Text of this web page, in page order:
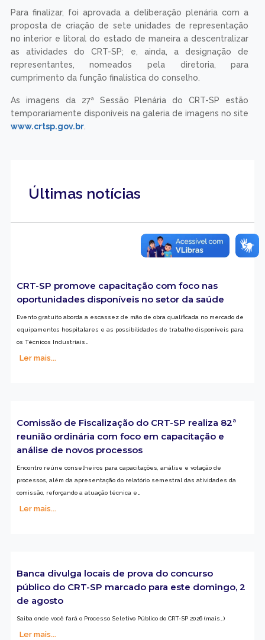
Para finalizar, foi aprovada a deliberação plenária com a
proposta de criação de sete unidades de representação
no interior e litoral do estado de maneira a descentralizar
as atividades do CRT-SP; e, ainda, a designação de
representantes, nomeados pela diretoria, para
cumprimento da função finalística do conselho.
As imagens da 27ª Sessão Plenária do CRT-SP estão
temporariamente disponíveis na galeria de imagens no site
www.crtsp.gov.br.
Últimas notícias
CRT-SP promove capacitação com foco nas
oportunidades disponíveis no setor da saúde
Evento gratuito aborda a escassez de mão de obra qualificada no mercado de
equipamentos hospitalares e as possibilidades de trabalho disponíveis para
os Técnicos Industriais…
Ler mais...
Comissão de Fiscalização do CRT-SP realiza 82ª
reunião ordinária com foco em capacitação e
análise de novos processos
Encontro reúne conselheiros para capacitações, análise e votação de
processos, além da apresentação do relatório semestral das atividades da
comissão, reforçando a atuação técnica e…
Ler mais...
Banca divulga locais de prova do concurso
público do CRT-SP marcado para este domingo, 2
de agosto
Saiba onde você fará o Processo Seletivo Público do CRT-SP 2026 (mais…)
Ler mais...